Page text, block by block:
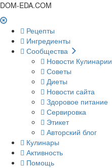
DOM-EDA.COM
Рецепты
Ингредиенты
Сообщества
Новости Кулинарии
Советы
Диеты
Новости сайта
Здоровое питание
Сервировка
Этикет
Авторский блог
Кулинары
Активность
Помощь